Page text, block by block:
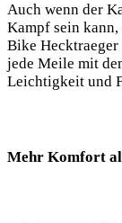
Auch wenn der
Kampf sein kann,
Bike
jede Meile mit
Leichtigkeit und
Mehr Komfort